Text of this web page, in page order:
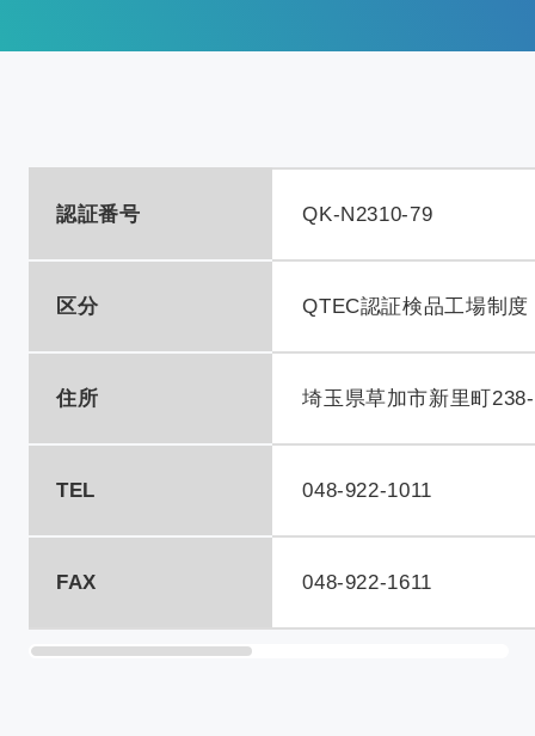
依頼方法について
新着情報
認証番号 QK-N2310-79
区分 QTEC認証検品工場制度
住所 埼玉県草加市新里町
TEL 048-922-1011
FAX 048-922-1611